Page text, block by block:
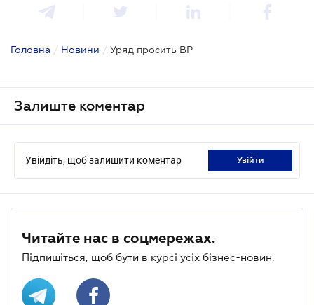
Головна / Новини / Уряд просить ВР
Залиште коментар
Увійдіть, щоб залишити коментар увійти
Читайте нас в соцмережах.
Підпишіться, щоб бути в курсі усіх бізнес-новин.